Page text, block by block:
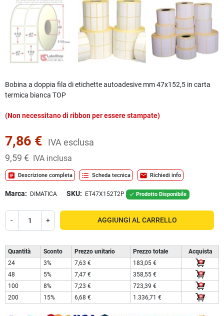
Bobina a doppia fila di etichette autoadesive mm 47x152,5 in carta
termica bianca TOP
(Non necessitano di ribbon per essere stampate)
7,86 €
IVA esclusa
9,59 €
IVA inclusa
assignment Descrizione completa format_list_bulleted Scheda tecnica mail Richiedi info
Marca: DIMATICA SKU: ET47X152T2P  Prodotto Disponibile
- + AGGIUNGI AL CARRELLO
Quantità Sconto Prezzo unitario Prezzo totale
Acquista
24
3% 7,63 €
183,05 €
48
5% 7,47 €
358,55 €
100
8% 7,23 €
723,39 €
200
15% 6,68 € 1.336,71 €